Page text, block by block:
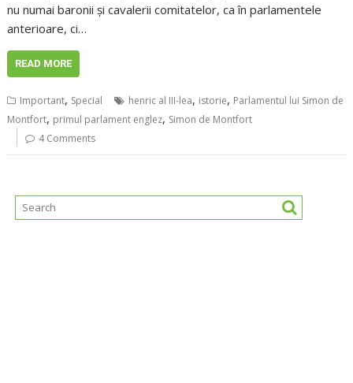
nu numai baronii și cavalerii comitatelor, ca în parlamentele
anterioare, ci…
READ MORE
Important, Special henric al III-lea, istorie, Parlamentul lui Simon de
Montfort, primul parlament englez, Simon de Montfort
4 Comments